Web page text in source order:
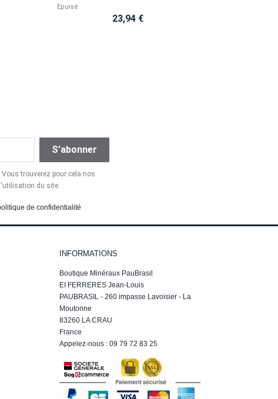
Epuisé
23,94 €
trouverez pour cela nos
du site.
de confidentialité
INFORMATIONS
Boutique Minéraux PauBrasil
EI FERRERES Jean-Louis
PAUBRASIL - 260 impasse Lavoisier - La
Moutonne
83260 LA CRAU
France
Appelez-nous : 09 79 72 83 25